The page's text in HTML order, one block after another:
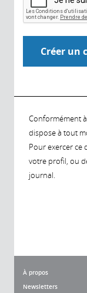
Conformément
dispose à tout
Pour exercer
votre profil, ou
journal.
À propos
Newsletters